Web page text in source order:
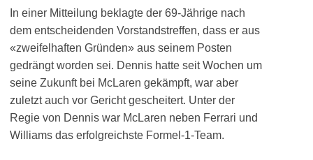
In einer Mitteilung beklagte der 69-Jährige nach
dem entscheidenden Vorstandstreffen, dass er aus
«zweifelhaften Gründen» aus seinem Posten
gedrängt worden sei. Dennis hatte seit Wochen um
seine Zukunft bei McLaren gekämpft, war aber
zuletzt auch vor Gericht gescheitert. Unter der
Regie von Dennis war McLaren neben Ferrari und
Williams das erfolgreichste Formel-1-Team.